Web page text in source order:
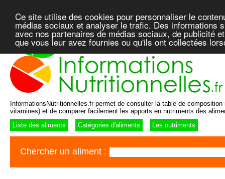
Ce site utilise des cookies pour personnaliser le
médias sociaux et analyser le trafic. Des informations
avec nos partenaires de médias sociaux, de publicité
que vous leur avez fournies ou qu'ils ont collectées
InformationsNutritionnelles.fr permet de consulter la table de
vitamines) et de comparer facilement les apports en nutriments des
Liste des aliments
Catégories d'aliments Les nutriments
Chercher un aliment :